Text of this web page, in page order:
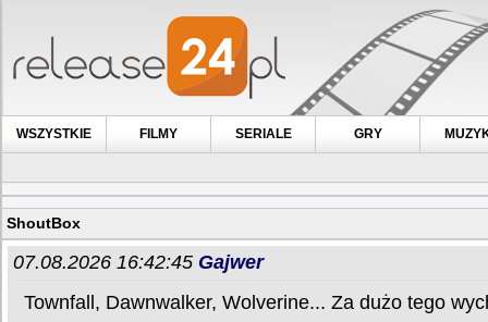
WSZYSTKIE FILMY SERIALE GRY
ShoutBox